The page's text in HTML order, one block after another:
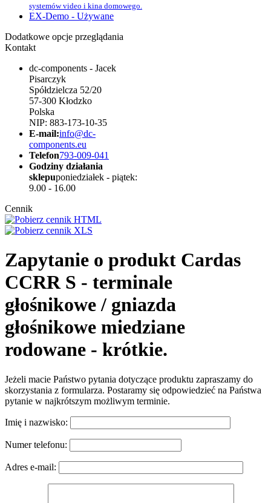
systemów video i kina domowego.
EX-Demo - Używane
Dodatkowe opcje przeglądania
Kontakt
dc-components - Jacek
Pisarczyk
Spółdzielcza 52/20
57-300 Kłodzko
Polska
NIP: 883-173-10-35
E-mail:info@dc-
components.eu
Telefon793-009-041
Godziny działania
sklepuponiedziałek - piątek:
9.00 - 16.00
Cennik
Zapytanie o produkt Cardas
CCRR S - terminale
głośnikowe / gniazda
głośnikowe miedziane
rodowane - krótkie.
Jeżeli macie Państwo pytania dotyczące produktu zapraszamy do
skorzystania z formularza. Postaramy się odpowiedzieć na Państwa
pytanie w najkrótszym możliwym terminie.
Imię i nazwisko:
Numer telefonu:
Adres e-mail: